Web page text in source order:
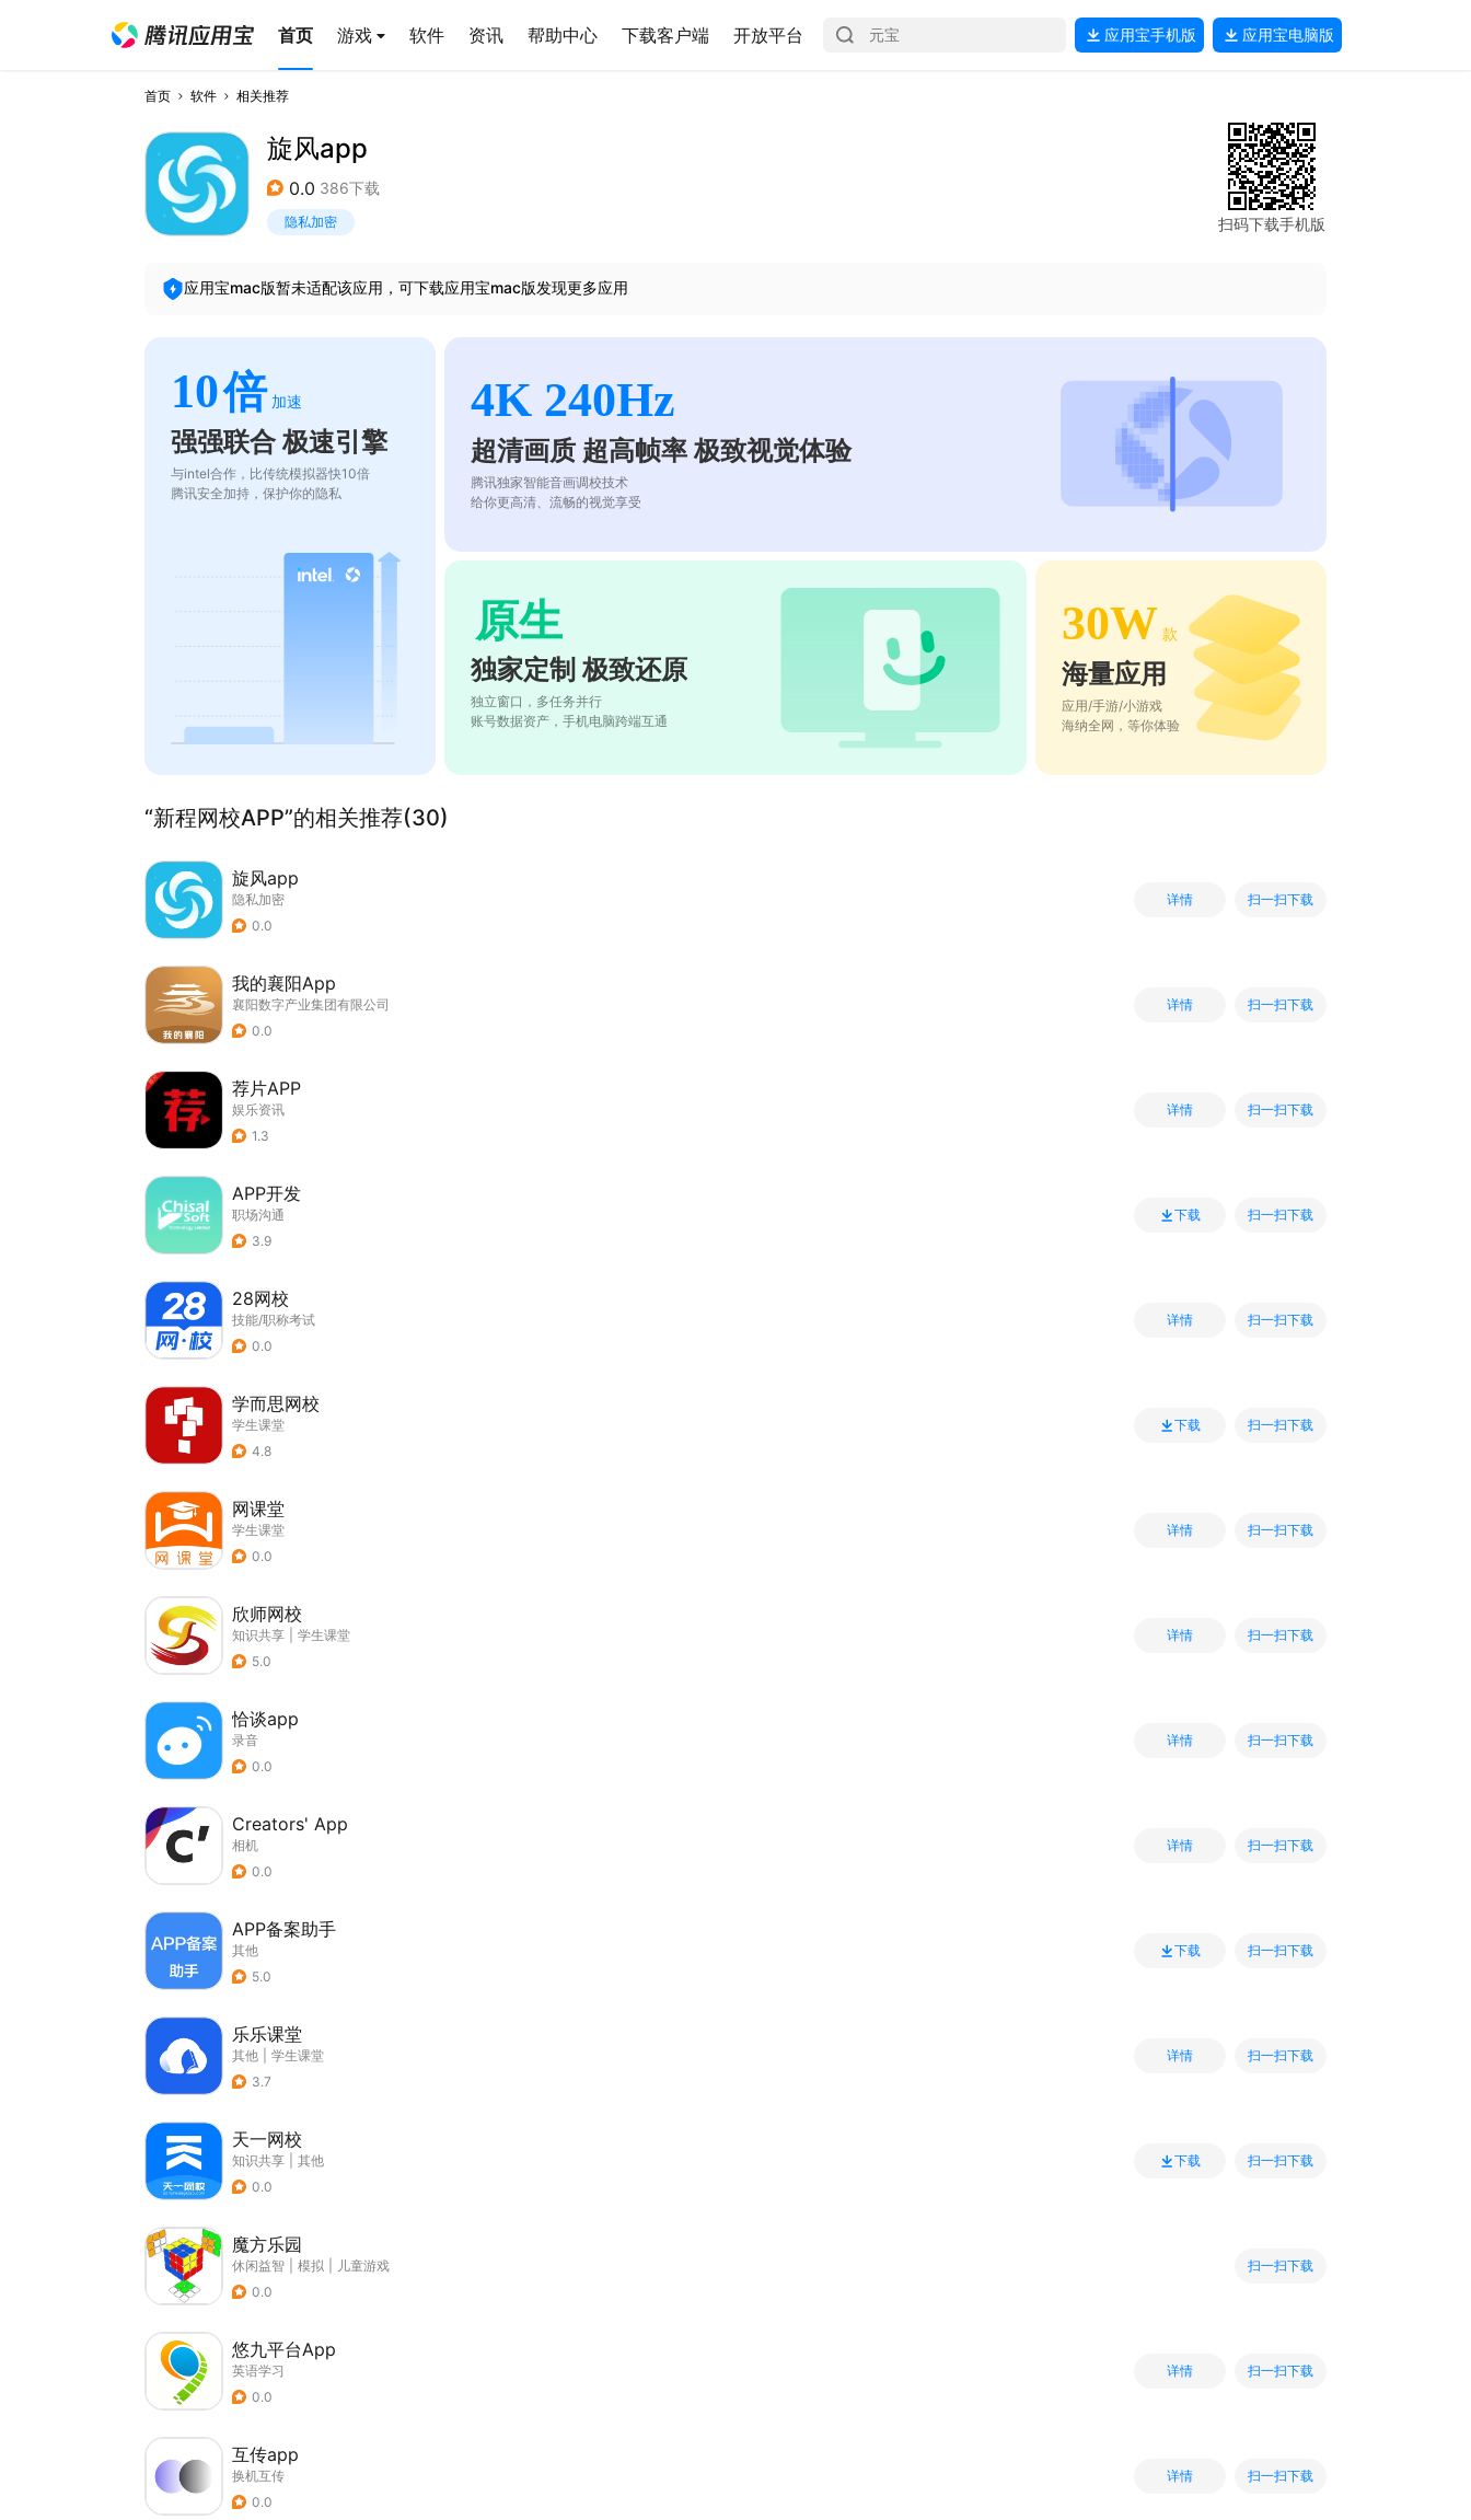
首页 游戏 软件 资讯 帮助中心 下载客户端 开放平台 应用宝手机版 应用宝电脑版
首页 软件 相关推荐
旋风app
0.0 386下载
隐私加密 扫码下载手机版
应用宝mac版暂未适配该应用，可下载应用宝mac版发现更多应用
10倍 加速
强强联合 极速引擎
与intel合作，比传统模拟器快10倍
腾讯安全加持，保护你的隐私
4K 240Hz
超清画质 超高帧率 极致视觉体验
腾讯独家智能音画调校技术
给你更高清、流畅的视觉享受
原生
独家定制 极致还原
独立窗口，多任务并行
账号数据资产，手机电脑跨端互通
30W 款
海量应用
应用/手游/小游戏
海纳全网，等你体验
“新程网校APP”的相关推荐(30)
旋风app
隐私加密
0.0
详情 扫一扫下载
我的襄阳App
襄阳数字产业集团有限公司
0.0
详情 扫一扫下载
荐片APP
娱乐资讯
1.3
详情 扫一扫下载
APP开发
职场沟通
3.9
下载 扫一扫下载
28网校
技能/职称考试
0.0
详情 扫一扫下载
学而思网校
学生课堂
4.8
下载 扫一扫下载
网课堂
学生课堂
0.0
详情 扫一扫下载
欣师网校
知识共享
学生课堂
5.0
详情 扫一扫下载
恰谈app
录音
0.0
详情 扫一扫下载
Creators' App
相机
0.0
详情 扫一扫下载
APP备案助手
其他
5.0
下载 扫一扫下载
乐乐课堂
其他
学生课堂
3.7
详情 扫一扫下载
天一网校
知识共享
其他
0.0
下载 扫一扫下载
魔方乐园
休闲益智 模拟
儿童游戏
0.0
扫一扫下载
悠九平台App
英语学习
0.0
详情 扫一扫下载
互传app
换机互传
0.0
详情 扫一扫下载